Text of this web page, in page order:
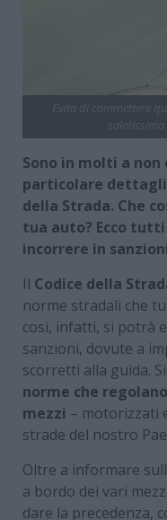
Sono in molti a non
particolare
della Strada. Che
tua auto? Ecco
incorrere in
Il Codice della
norme stradali che
così, infatti, si potrà
sanzioni, dovute a
scorretti alla guida.
norme che
mezzi – motorizzati
strade del nostro
Oltre a informare
a bordo dei vari
dare la precedenza,